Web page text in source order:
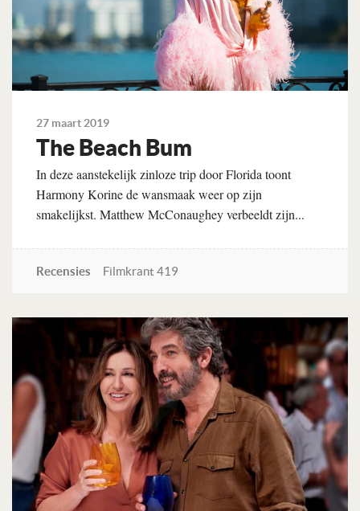
27 maart 2019
The Beach Bum
In deze aanstekelijk zinloze trip door Florida toont
Harmony Korine de wansmaak weer op zijn
smakelijkst. Matthew McConaughey verbeeldt zijn...
Recensies Filmkrant 419
Lees verder